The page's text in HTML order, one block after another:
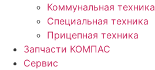
Коммунальная техника
Специальная техника
Прицепная техника
Запчасти КОМПАС
Сервис